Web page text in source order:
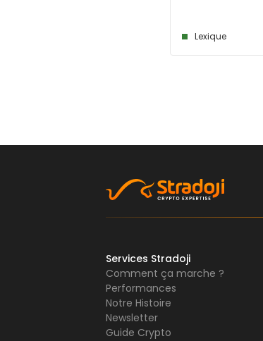
Lexique
Services Stradoji
Comment ça marche ?
Performances
Notre Histoire
Newsletter
Guide Crypto